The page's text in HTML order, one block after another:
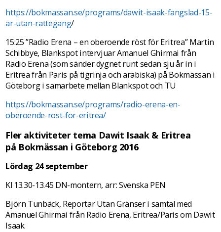
https://bokmassan.se/programs/dawit-isaak-fangslad-15-
ar-utan-rattegang/
15:25 ”Radio Erena – en oberoende röst för Eritrea” Martin
Schibbye, Blankspot intervjuar Amanuel Ghirmai från
Radio Erena (som sänder dygnet runt sedan sju år in i
Eritrea från Paris på tigrinja och arabiska) på Bokmässan i
Göteborg i samarbete mellan Blankspot och TU
https://bokmassan.se/programs/radio-erena-en-
oberoende-rost-for-eritrea/
Fler aktiviteter tema Dawit Isaak & Eritrea
på Bokmässan i Göteborg 2016
Lördag 24 september
Kl 13.30-13.45 DN-montern, arr: Svenska PEN
Björn Tunbäck, Reportar Utan Gränser i samtal med
Amanuel Ghirmai från Radio Erena, Eritrea/Paris om Dawit
Isaak.